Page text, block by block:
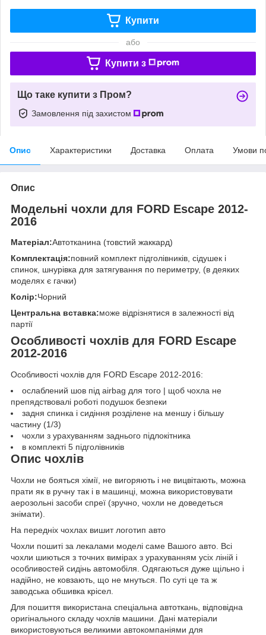
Купити
або
Купити з
Що таке купити з Пром?
Замовлення під захистом
Опис Характеристики Доставка Оплата Умови
Опис
Модельні чохли для FORD Escape 2012-
2016
Матеріал:Автотканина (товстий жаккард)
Комплектація:повний комплект підголівників, сідушек і
спинок, шнурівка для затягування по периметру, (в деяких
моделях є гачки)
Колір:Чорний
Центральна вставка:може відрізнятися в залежності від
партії
Особливості чохлів для FORD Escape
2012-2016
Особливості чохлів для FORD Escape 2012-2016:
ослаблений шов під airbag для того | щоб чохла не
препядствовалі роботі подушок безпеки
задня спинка і сидіння розділене на меншу і більшу
частину (1/3)
чохли з урахуванням заднього підлокітника
в комплекті 5 підголівників
Опис чохлів
Чохли не бояться хімії, не вигоряють і не вицвітають, можна
прати як в ручну так і в машинці, можна використовувати
аерозольні засоби спреї (зручно, чохли не доведеться
знімати).
На передніх чохлах вишит логотип авто
Чохли пошиті за лекалами моделі саме Вашого авто. Всі
чохли шиються з точних вимірах з урахуванням усіх ліній і
особливостей сидінь автомобіля. Одягаються дуже щільно і
надійно, не ковзають, що не мнуться. По суті це та ж
заводська обшивка крісел.
Для пошиття використана спеціальна автоткань, відповідна
оригінального складу чохлів машини. Дані матеріали
використовуються великими автокомпаніями для